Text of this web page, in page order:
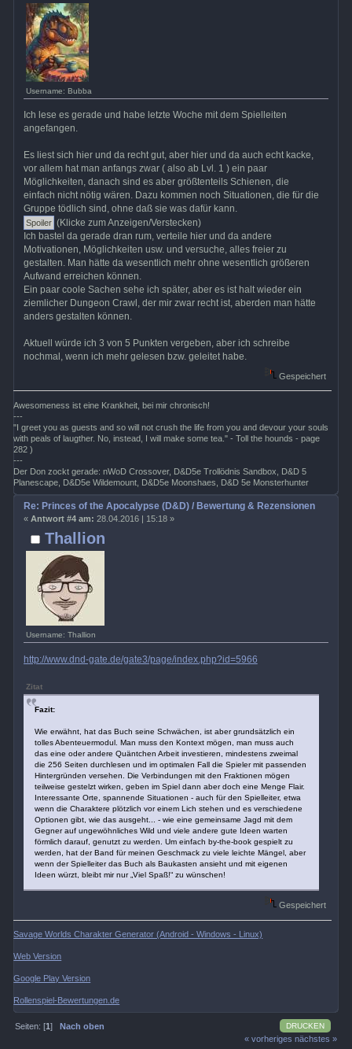
Username: Bubba
Ich lese es gerade und habe letzte Woche mit dem Spielleiten
angefangen.
Es liest sich hier und da recht gut, aber hier und da auch echt kacke,
vor allem hat man anfangs zwar ( also ab Lvl. 1 ) ein paar
Möglichkeiten, danach sind es aber größtenteils Schienen, die
einfach nicht nötig wären. Dazu kommen noch Situationen, die für die
Gruppe tödlich sind, ohne daß sie was dafür kann.
(Klicke zum Anzeigen/Verstecken)
Ich bastel da gerade dran rum, verteile hier und da andere
Motivationen, Möglichkeiten usw. und versuche, alles freier zu
gestalten. Man hätte da wesentlich mehr ohne wesentlich größeren
Aufwand erreichen können.
Ein paar coole Sachen sehe ich später, aber es ist halt wieder ein
ziemlicher Dungeon Crawl, der mir zwar recht ist, aberden man hätte
anders gestalten können.
Aktuell würde ich 3 von 5 Punkten vergeben, aber ich schreibe
nochmal, wenn ich mehr gelesen bzw. geleitet habe.
Gespeichert
Awesomeness ist eine Krankheit, bei mir chronisch!
---
"I greet you as guests and so will not crush the life from you and devour your souls
with peals of laugther. No, instead, I will make some tea." - Toll the hounds - page
282 )
---
Der Don zockt gerade: nWoD Crossover, D&D5e Trollödnis Sandbox, D&D 5
Planescape, D&D5e Wildemount, D&D5e Moonshaes, D&D 5e Monsterhunter
Thallion
Username: Thallion
Re: Princes of the Apocalypse (D&D) / Bewertung & Rezensionen
« Antwort #4 am: 28.04.2016 | 15:18 »
http://www.dnd-gate.de/gate3/page/index.php?id=5966
Zitat
Fazit:
Wie erwähnt, hat das Buch seine Schwächen, ist aber grundsätzlich ein
tolles Abenteuermodul. Man muss den Kontext mögen, man muss auch
das eine oder andere Quäntchen Arbeit investieren, mindestens zweimal
die 256 Seiten durchlesen und im optimalen Fall die Spieler mit passenden
Hintergründen versehen. Die Verbindungen mit den Fraktionen mögen
teilweise gestelzt wirken, geben im Spiel dann aber doch eine Menge Flair.
Interessante Orte, spannende Situationen - auch für den Spielleiter, etwa
wenn die Charaktere plötzlich vor einem Lich stehen und es verschiedene
Optionen gibt, wie das ausgeht... - wie eine gemeinsame Jagd mit dem
Gegner auf ungewöhnliches Wild und viele andere gute Ideen warten
förmlich darauf, genutzt zu werden. Um einfach by-the-book gespielt zu
werden, hat der Band für meinen Geschmack zu viele leichte Mängel, aber
wenn der Spielleiter das Buch als Baukasten ansieht und mit eigenen
Ideen würzt, bleibt mir nur „Viel Spaß!“ zu wünschen!
Gespeichert
Savage Worlds Charakter Generator (Android - Windows - Linux)
Web Version
Google Play Version
Rollenspiel-Bewertungen.de
DRUCKEN
Seiten: [1]
Nach oben
« vorheriges nächstes »